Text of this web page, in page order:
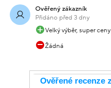
Ověřený zákazník
Přidáno před 3 dny
Velký výběr, super ceny
Žádná